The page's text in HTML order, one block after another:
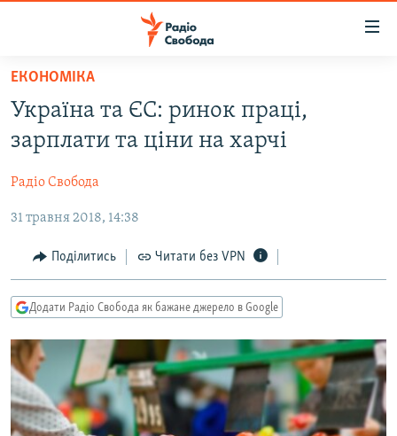
Перейти
основного
матеріалу
Перейти
до
навігації
Перейти
пошуку
ВСЕ ЗА ДОБУ
СТАТТІ
ПОЛІТИКА
ЕКОНОМІКА
СУСПІЛЬСТВО
СПОРТ
УКРАЇНА
СВІТ
ВІЙНА
РОСІЙСЬКА «ФІЛЬТРАЦІЯ»
ДОНБАС.РЕАЛІЇ
КРИМ.РЕАЛІЇ
ТИ ЯК?
СХЕМИ
ПРИАЗОВ’Я
КИТАЙ.ВИКЛИКИ
ЕКОНОМІКА
Україна та ЄС: ринок праці,
зарплати та ціни на харчі
Радіо Свобода
31 травня 2018, 14:38
Поділитись Читати без VPN
Додати Радіо Свобода як бажане джерело в Google